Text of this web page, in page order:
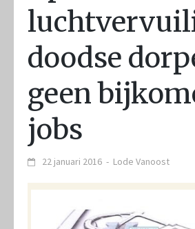
doodse
geen
jobs
22 januari 2016 - Lode Vanoost